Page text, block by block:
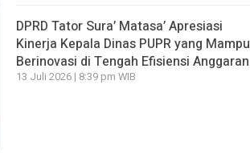
DPRD Tator Sura’ Matasa’ Apresiasi
Kinerja Kepala Dinas PUPR yang Mampu
Berinovasi di Tengah Efisiensi Anggaran
13 Juli 2026 | 8:39 pm WIB